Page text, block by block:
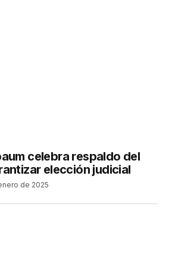
celebra respaldo del
elección judicial
de 2025